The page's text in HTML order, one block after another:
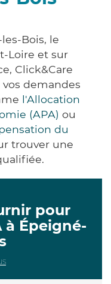
Bois, le
Loire et sur
Click&Care
demandes
l'Allocation
(APA) ou
du
trouver une
pour
à Épeigné-